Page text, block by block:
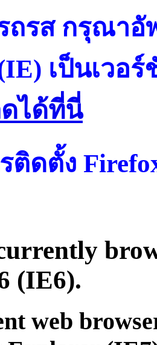
ถรส กรุณาอั
เป็นเวอ
ได้ที่น
ติดตั้ง
(IE6).
web